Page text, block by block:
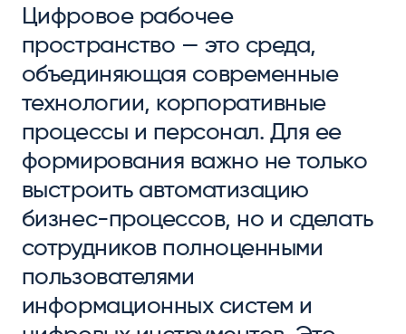
Цифровое рабочее
пространство — это среда,
объединяющая современные
технологии, корпоративные
процессы и персонал. Для ее
формирования важно не только
выстроить автоматизацию
бизнес-процессов, но и сделать
сотрудников полноценными
пользователями
информационных систем и